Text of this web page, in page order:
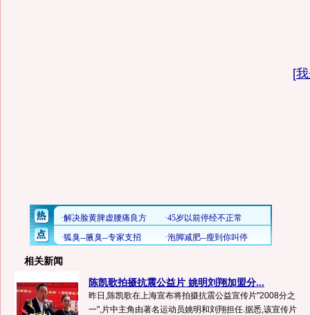
[
相关新闻
陈凯歌拍摄抗震公益片 姚明刘翔加盟分...
昨日,陈凯歌在上海宣布将拍摄抗震公益宣传片"2008分之
一",片中主角由著名运动员姚明和刘翔担任.据悉,该宣传片